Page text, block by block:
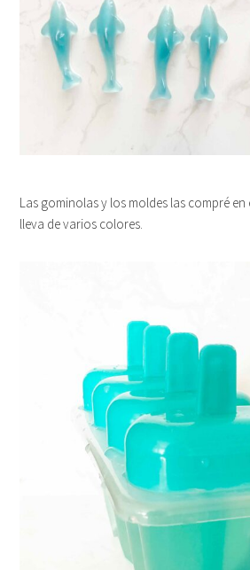
Las gominolas y los moldes las compré en
lleva de varios colores.